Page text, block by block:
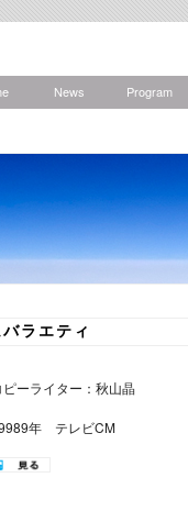
News Program
ラエティ
ピーライター：秋山晶
年 テレビCM